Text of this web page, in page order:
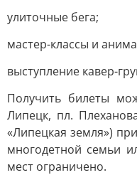
улиточные бега;
мастер-классы и
выступление кавер-
Получить билеты
Липецк, пл.
«Липецкая земля»)
многодетной семьи
мест ограничено.